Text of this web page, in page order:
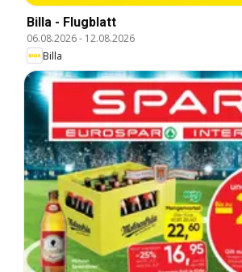
Billa - Flugblatt
06.08.2026- 12.08.2026
Billa